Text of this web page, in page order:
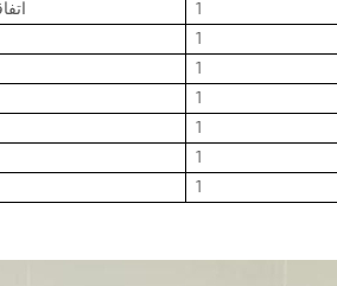
1
1
1
1
1
1
1